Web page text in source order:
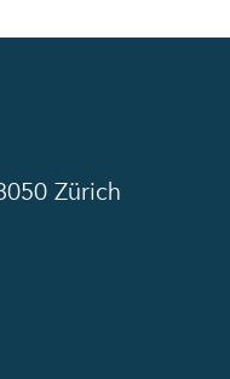
Zürich